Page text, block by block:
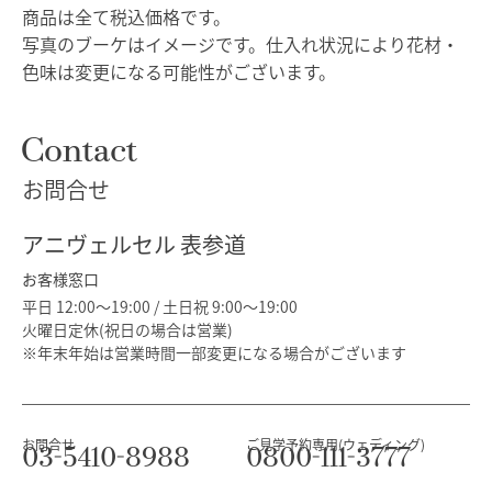
商品は全て税込価格です。
写真のブーケはイメージです。仕入れ状況により花材・
色味は変更になる可能性がございます。
Contact
お問合せ
アニヴェルセル 表参道
お客様窓口
平日 12:00～19:00 / 土日祝 9:00～19:00
火曜日定休(祝日の場合は営業)
※年末年始は営業時間一部変更になる場合がございます
お問合せ
03-5410-8988
ご見学予約専用(ウェディング)
0800-111-3777